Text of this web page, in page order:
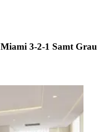
3-2-1 Samt Grau